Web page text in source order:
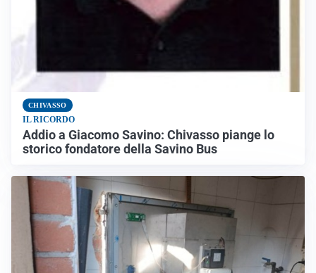
CHIVASSO
IL RICORDO
Addio a Giacomo Savino: Chivasso piange lo
storico fondatore della Savino Bus